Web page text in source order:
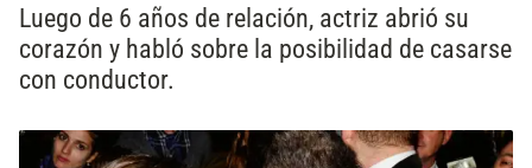
Luego de 6 años de relación, actriz abrió su
corazón y habló sobre la posibilidad de casarse
con conductor.